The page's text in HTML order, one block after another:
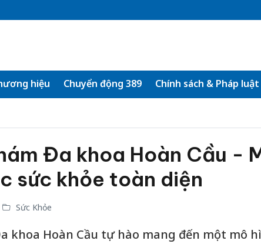
hiệu Chuyển động 389 Chính sách & Pháp luật
Đa khoa Hoàn Cầu -
sức khỏe toàn diện
Sức Khỏe
khoa Hoàn Cầu tự hào mang đến một mô